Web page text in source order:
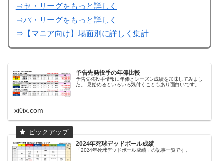
⇒セ・リーグをもっと詳しく
⇒パ・リーグをもっと詳しく
⇒【マニア向け】場面別に詳しく集計
予告先発投手の年俸比較
予告先発投手情報に年俸とシーズン成績を加味してみまし
た。 見始めるといろいろ気付くこともあり面白いです。
xi0ix.com
2024年死球デッドボール成績
「2024年死球デッドボール成績」の記事一覧です。